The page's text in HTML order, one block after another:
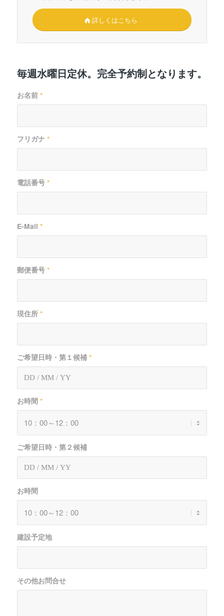
詳しくはこちら
毎週水曜日定休。完全予約制となります。
お名前 *
フリガナ *
電話番号 *
E-Mail *
郵便番号 *
現住所 *
ご希望日時・第１候補 *
お時間 *
ご希望日時・第２候補
お時間
建設予定地
その他お問合せ